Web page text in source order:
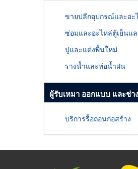
ขายปลีกอุปกรณ์และอะ
ซ่อมและอะไหล่ตู้เย็นแ
ปูและแต่งพื้นใหม่
รางน้ำและท่อน้ำฝน
ผู้รับเหมา ออกแบบ และช่าง
บริการรื้อถอนก่อสร้าง